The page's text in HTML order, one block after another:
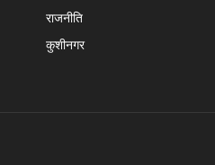
राजनीति
कुशीनगर